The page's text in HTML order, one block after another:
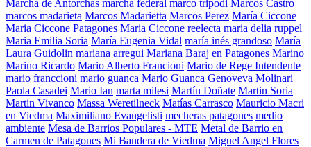
Marcha de Antorchas marcha federal marco tripodi Marcos Castro
marcos madarieta Marcos Madarietta Marcos Perez María Ciccone
Maria Ciccone Patagones Maria Ciccone reelecta maria delia ruppel
Maria Emilia Soria María Eugenia Vidal maría inés grandoso María
Laura Guidolin mariana arregui Mariana Baraj en Patagones Marino
Marino Ricardo Mario Alberto Francioni Mario de Rege Intendente
mario franccioni mario guanca Mario Guanca Genoveva Molinari
Paola Casadei Mario Ian marta milesi Martín Doñate Martin Soria
Martin Vivanco Massa Weretilneck Matías Carrasco Mauricio Macri
en Viedma Maximiliano Evangelisti mecheras patagones medio
ambiente Mesa de Barrios Populares - MTE Metal de Barrio en
Carmen de Patagones Mi Bandera de Viedma Miguel Angel Flores